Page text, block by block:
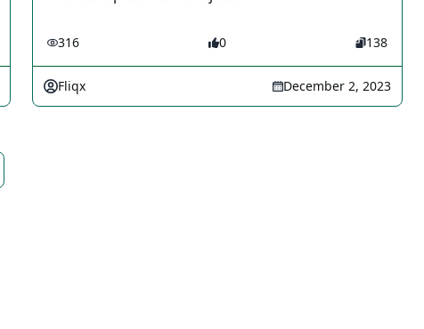
316 0 138
Fliqx December 2, 2023